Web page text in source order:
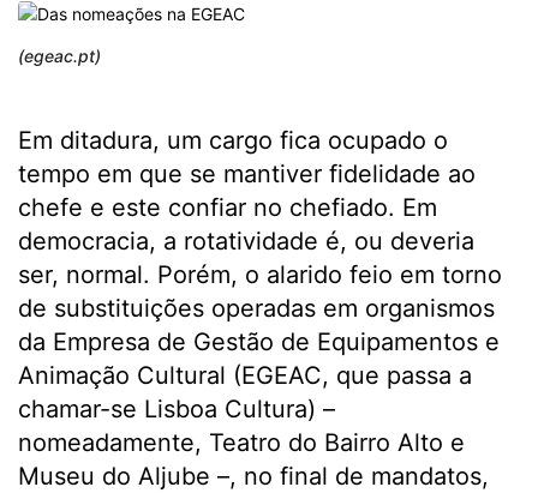
(egeac.pt)
Em ditadura, um cargo fica ocupado o
tempo em que se mantiver fidelidade ao
chefe e este confiar no chefiado. Em
democracia, a rotatividade é, ou deveria
ser, normal. Porém, o alarido feio em torno
de substituições operadas em organismos
da Empresa de Gestão de Equipamentos e
Animação Cultural (EGEAC, que passa a
chamar-se Lisboa Cultura) –
nomeadamente, Teatro do Bairro Alto e
Museu do Aljube –, no final de mandatos,